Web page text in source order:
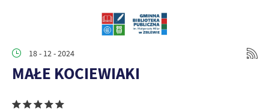
18 - 12 - 2024
MAŁE KOCIEWIAKI